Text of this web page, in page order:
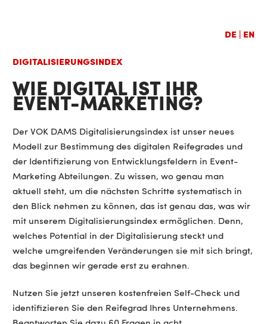
DE EN
DIGITALISIERUNGSINDEX
WIE DIGITAL IST IHR
EVENT-MARKETING?
Der VOK DAMS Digitalisierungsindex ist unser neues
Modell zur Bestimmung des digitalen Reifegrades und
der Identifizierung von Entwicklungsfeldern in Event-
Marketing Abteilungen. Zu wissen, wo genau man
aktuell steht, um die nächsten Schritte systematisch in
den Blick nehmen zu können, das ist genau das, was wir
mit unserem Digitalisierungsindex ermöglichen. Denn,
welches Potential in der Digitalisierung steckt und
welche umgreifenden Veränderungen sie mit sich bringt,
das beginnen wir gerade erst zu erahnen.
Nutzen Sie jetzt unseren kostenfreien Self-Check und
identifizieren Sie den Reifegrad Ihres Unternehmens.